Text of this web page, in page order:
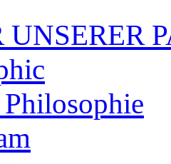
UNSERER